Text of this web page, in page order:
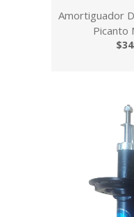
Amortiguador
Picanto